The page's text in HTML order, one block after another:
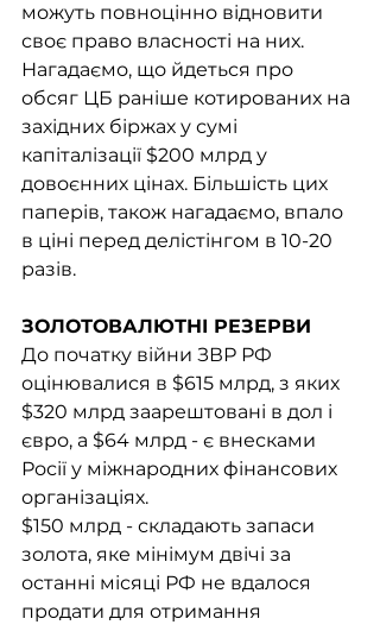
можуть повноцінно відновити
своє право власності на них.
Нагадаємо, що йдеться про
обсяг ЦБ раніше котированих на
західних біржах у сумі
капіталізації $200 млрд у
довоєнних цінах. Більшість цих
паперів, також нагадаємо, впало
в ціні перед делістінгом в 10-20
разів.
ЗОЛОТОВАЛЮТНІ РЕЗЕРВИ
До початку війни ЗВР РФ
оцінювалися в $615 млрд, з яких
$320 млрд заарештовані в дол і
євро, а $64 млрд - є внесками
Росії у міжнародних фінансових
організаціях.
$150 млрд - складають запаси
золота, яке мінімум двічі за
останні місяці РФ не вдалося
продати для отримання